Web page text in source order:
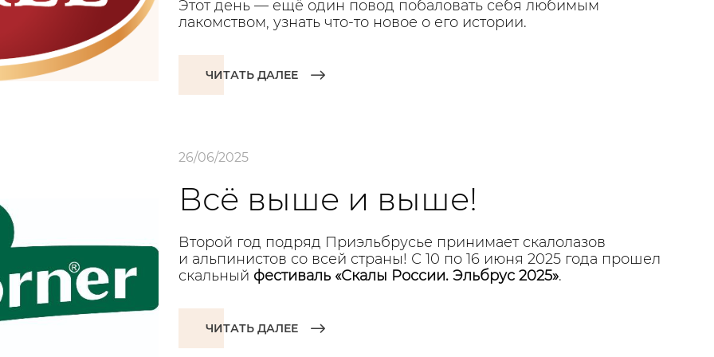
Этот день — ещё один повод побаловать себя любимым
лакомством, узнать что-то новое о его истории.
ЧИТАТЬ ДАЛЕЕ
26/06/2025
Всё выше и выше!
Второй год подряд Приэльбрусье принимает скалолазов
и альпинистов со всей страны! С 10 по 16 июня 2025 года прошел
скальный фестиваль «Скалы России. Эльбрус 2025».
ЧИТАТЬ ДАЛЕЕ